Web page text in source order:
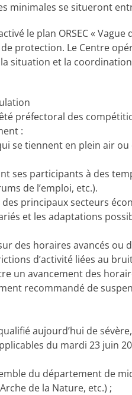
se situeront
le plan ORSEC «
protection. Le Centre
situation et la
préfectoral des
:
se tiennent en plein air ou
ses participants à des
de l’emploi, etc.).
principaux secteurs
et les adaptations
des horaires avancés ou
d’activité liées au
un avancement des
recommandé de
aujourd’hui de
du mardi 23 juin
du département de
de la Nature, etc.) ;